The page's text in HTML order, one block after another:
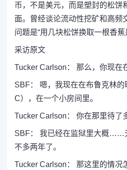
币，不是美元，而是塑封的松饼
面。曾经谈论流动性挖矿和高频
问题是“用几块松饼换取一根香蕉
采访原文
Tucker Carlson： 那么，你现在
SBF： 嗯，我现在在布鲁克林
C），在一个小房间里。
Tucker Carlson： 你在那里待了
SBF： 我已经在监狱里大概……
不多两年了。
Tucker Carlson： 那这里的情况